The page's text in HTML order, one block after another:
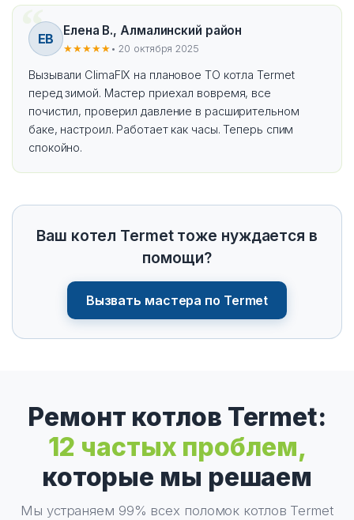
ЕВ
Елена В., Алмалинский район
★★★★★ • 20 октября 2025
Вызывали ClimaFIX на плановое ТО котла Termet
перед зимой. Мастер приехал вовремя, все
почистил, проверил давление в расширительном
баке, настроил. Работает как часы. Теперь спим
спокойно.
Ваш котел Termet тоже нуждается в
помощи?
Вызвать мастера по Termet
Ремонт котлов Termet:
12 частых проблем,
которые мы решаем
Мы устраняем 99% всех поломок котлов Termet